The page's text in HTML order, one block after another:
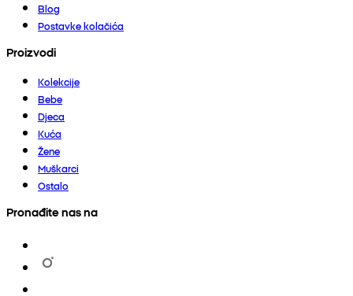
Blog
Postavke kolačića
Proizvodi
Kolekcije
Bebe
Djeca
Kuća
Žene
Muškarci
Ostalo
Pronađite nas na